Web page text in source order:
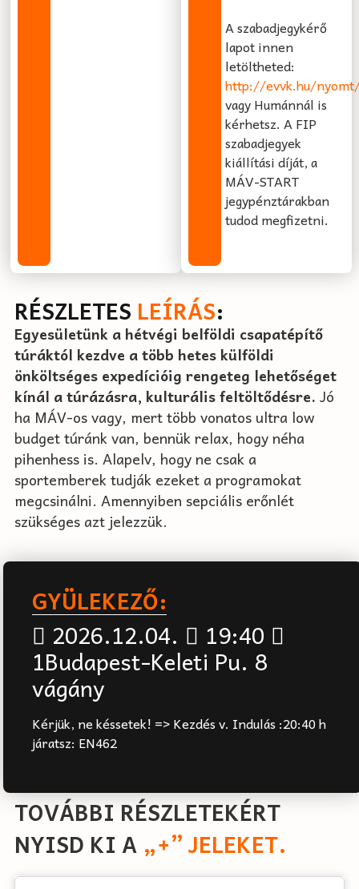
A szabadjegykérő
lapot innen
letöltheted:
http://evvk.hu/
vagy Humánnál is
kérhetsz. A FIP
szabadjegyek
kiállítási díját, a
MÁV-START
jegypénztárakban
tudod megfizetni.
RÉSZLETES LEÍRÁS:
Egyesületünk a hétvégi belföldi csapatépítő
túráktól kezdve a több hetes külföldi
önköltséges expedícióig rengeteg lehetőséget
kínál a túrázásra, kulturális feltöltődésre. Jó
ha MÁV-os vagy, mert több vonatos ultra low
budget túránk van, bennük relax, hogy néha
pihenhess is. Alapelv, hogy ne csak a
sportemberek tudják ezeket a programokat
megcsinálni. Amennyiben sepciális erőnlét
szükséges azt jelezzük.
GYÜLEKEZŐ:
2026.12.04. 19:40
1Budapest-Keleti Pu. 8
vágány
Kérjük, ne késsetek! => Kezdés v. Indulás :20:40 h
járatsz: EN462
TOVÁBBI RÉSZLETEKÉRT
NYISD KI A „+” JELEKET.